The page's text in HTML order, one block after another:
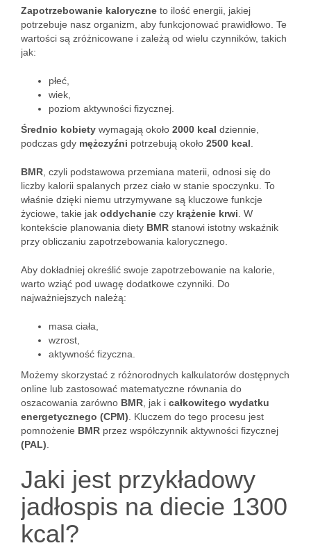
Zapotrzebowanie kaloryczne to ilość energii, jakiej
potrzebuje nasz organizm, aby funkcjonować prawidłowo. Te
wartości są zróżnicowane i zależą od wielu czynników, takich
jak:
płeć,
wiek,
poziom aktywności fizycznej.
Średnio kobiety wymagają około 2000 kcal dziennie,
podczas gdy mężczyźni potrzebują około 2500 kcal
BMR , czyli podstawowa przemiana materii, odnosi się do
liczby kalorii spalanych przez ciało w stanie spoczynku. To
właśnie dzięki niemu utrzymywane są kluczowe funkcje
życiowe, takie jak oddychanie czy krążenie krwi . W
kontekście planowania diety BMR stanowi istotny wskaźnik
przy obliczaniu zapotrzebowania kalorycznego.
Aby dokładniej określić swoje zapotrzebowanie na kalorie,
warto wziąć pod uwagę dodatkowe czynniki. Do
najważniejszych należą:
masa ciała,
wzrost,
aktywność fizyczna.
Możemy skorzystać z różnorodnych kalkulatorów dostępnych
online lub zastosować matematyczne równania do
oszacowania zarówno BMR , jak i całkowitego wydatku
energetycznego (CPM) . Kluczem do tego procesu jest
pomnożenie BMR przez współczynnik aktywności fizycznej
(PAL)
Jaki jest przykładowy
jadłospis na diecie 1300
kcal?